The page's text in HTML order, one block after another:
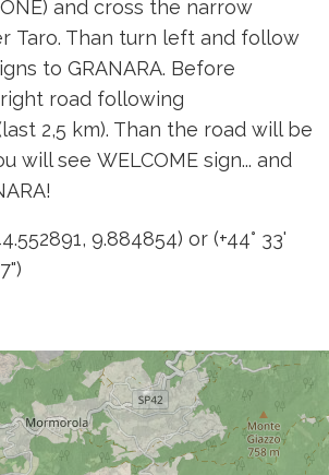
and cross the narrow
Taro. Than turn left and follow
to GRANARA. Before
road following
2,5 km). Than the road will be
will see WELCOME sign... and
9.884854) or (+44° 33'